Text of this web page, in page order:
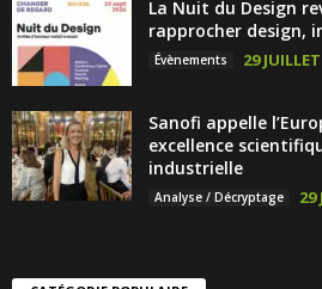
La Nuit du Design
rapprocher design,
Évènements 29
Sanofi appelle
excellence
industrielle
Analyse / Décryptage 29